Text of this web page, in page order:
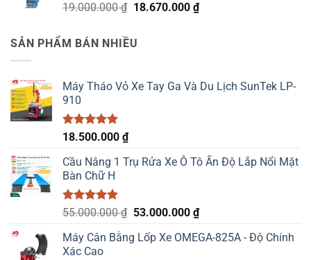
19.000.000₫ Giá
là:
19.000.000 ₫.
18.670.000 ₫Giá
SẢN PHẨM BÁN NHIỀU
Máy Tháo Vỏ Xe Tay Ga Và Du Lịch SunTek LP-
910
Được xếp
5 sao
18.500.000 ₫
Cầu Nâng 1 Trụ Rửa Xe Ô Tô Ấn Độ Lắp Nổi Mặt
Bàn Chữ H
Được xếp
5 sao
55.000.000₫ Giá
là:
53.000.000 ₫Giá
tại
Máy Cân Bằng Lốp Xe OMEGA-825A - Độ Chính
Xác Cao